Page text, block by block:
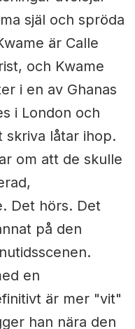
själ och spröda
är Calle
och Kwame
i en av Ghanas
i London och
skriva låtar ihop.
om att de skulle
Det hörs. Det
på den
en
är mer "vit"
han nära den